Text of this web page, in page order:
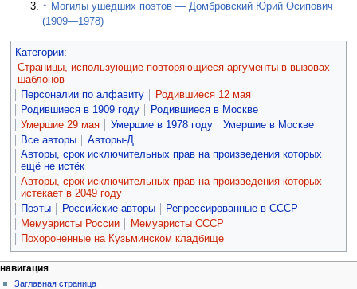
↑ Могилы ушедших поэтов — Домбровский Юрий Осипович
(1909—1978)
Категории:
Страницы, использующие повторяющиеся аргументы в вызовах
шаблонов
Персоналии по алфавиту
Родившиеся 12 мая
Родившиеся в 1909 году
Родившиеся в Москве
Умершие 29 мая
Умершие в 1978 году
Умершие в Москве
Все авторы
Авторы-Д
Авторы, срок исключительных прав на произведения которых
ещё не истёк
Авторы, срок исключительных прав на произведения которых
истекает в 2049 году
Поэты
Российские авторы
Репрессированные в СССР
Мемуаристы России
Мемуаристы СССР
Похороненные на Кузьминском кладбище
навигация
Заглавная страница